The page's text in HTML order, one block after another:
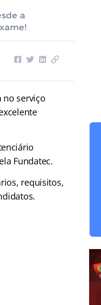
a
no serviço
Fundatec.
requisitos,